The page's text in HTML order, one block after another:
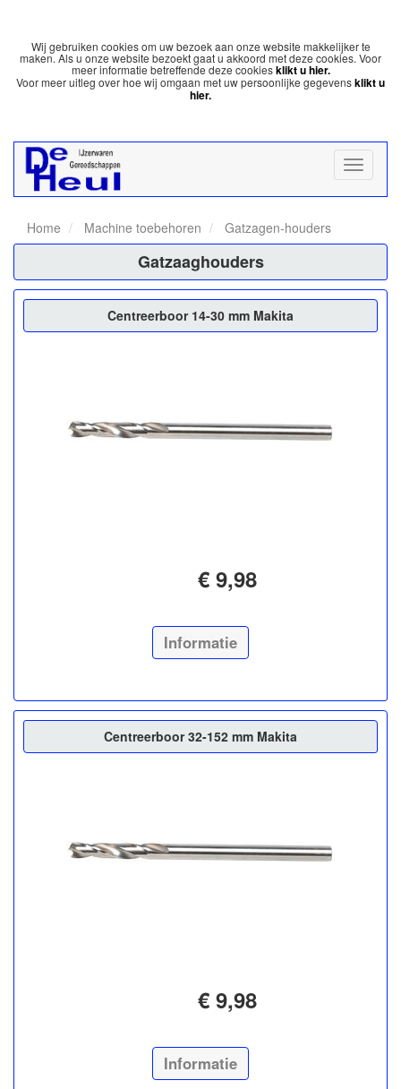
Wij gebruiken cookies om uw bezoek aan onze website makkelijker te
maken. Als u onze website bezoekt gaat u akkoord met deze cookies. Voor
meer informatie betreffende deze cookiesklikt u hier.
Voor meer uitleg over hoe wij omgaan met uw persoonlijke gegevensklikt u
hier.
Home Machine toebehoren Gatzagen-houders
Gatzaaghouders
Centreerboor 14-30 mm Makita
€ 9,98
Informatie
Centreerboor 32-152 mm Makita
€ 9,98
Informatie